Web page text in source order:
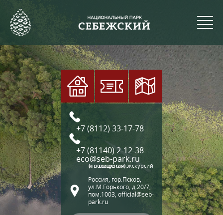
+7 (8112) 33-17-78
+7 (81140) 2-12-38
eco@seb-park.ru
(по вопросам экскурсий и посещения)
Россия, гор.Псков,
ул.М.Горького, д.20/7,
пом.1003, official@seb-
park.ru